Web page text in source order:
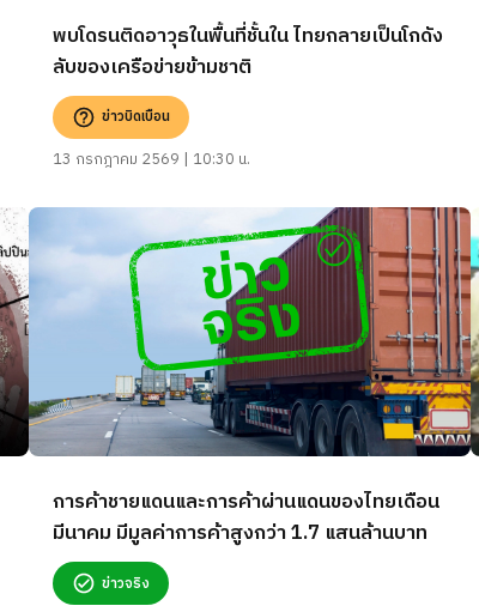
พบโดรนติดอาวุธในพื้นที่ชั้นใน ไทยกลายเป็นโกดัง
ลับของเครือข่ายข้ามชาติ
ข่าวบิดเบือน
13 กรกฎาคม 2569 | 10:30 น.
การค้าชายแดนและการค้าผ่านแดนของไทยเดือน
มีนาคม มีมูลค่าการค้าสูงกว่า 1.7 แสนล้านบาท
ข่าวจริง